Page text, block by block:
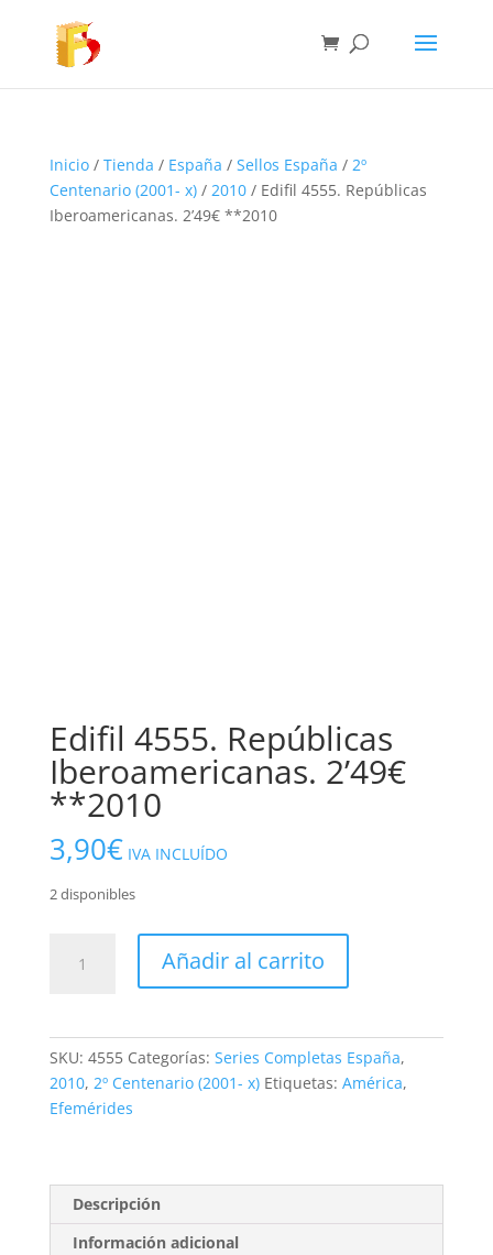
Inicio/ Tienda / España / Sellos España / 2º
Centenario (2001- x)/ 2010/ Edifil 4555. Repúblicas
Iberoamericanas. 2’49€ **2010
Edifil 4555. Repúblicas
Iberoamericanas. 2’49€
**2010
3,90€ IVA INCLUÍDO
2 disponibles
4555.
cantidad
Añadir al carrito
SKU: 4555 Categorías: Series Completas España,
2010, 2º Centenario (2001- x) Etiquetas: América,
Efemérides
Descripción
Información adicional